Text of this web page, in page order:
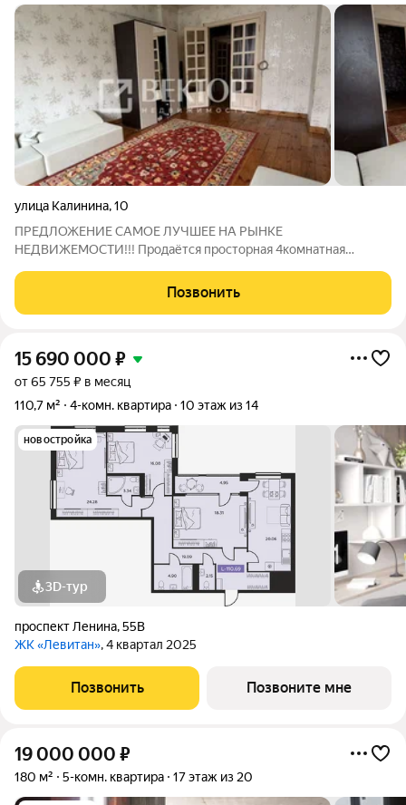
улица Калинина,10
ПРЕДЛОЖЕНИЕ САМОЕ ЛУЧШЕЕ НА РЫНКЕ
НЕДВИЖЕМОСТИ!!! Продаётся просторная 4комнатная
продуманной планировкой и развитой инфраструктурой? Эта
квартира сочетает комфорт и удобную локацию: три
Позвонить
15 690 000 ₽
от 65 755 ₽ в месяц
110,7 м²
4-комн. квартира 10 этаж из 14
новостройка
3D-тур
проспект Ленина,55В
ЖК «Левитан», 4 квартал 2025
Позвонить Позвоните мне
19 000 000 ₽
180 м² 5-комн. квартира 17 этаж из 20